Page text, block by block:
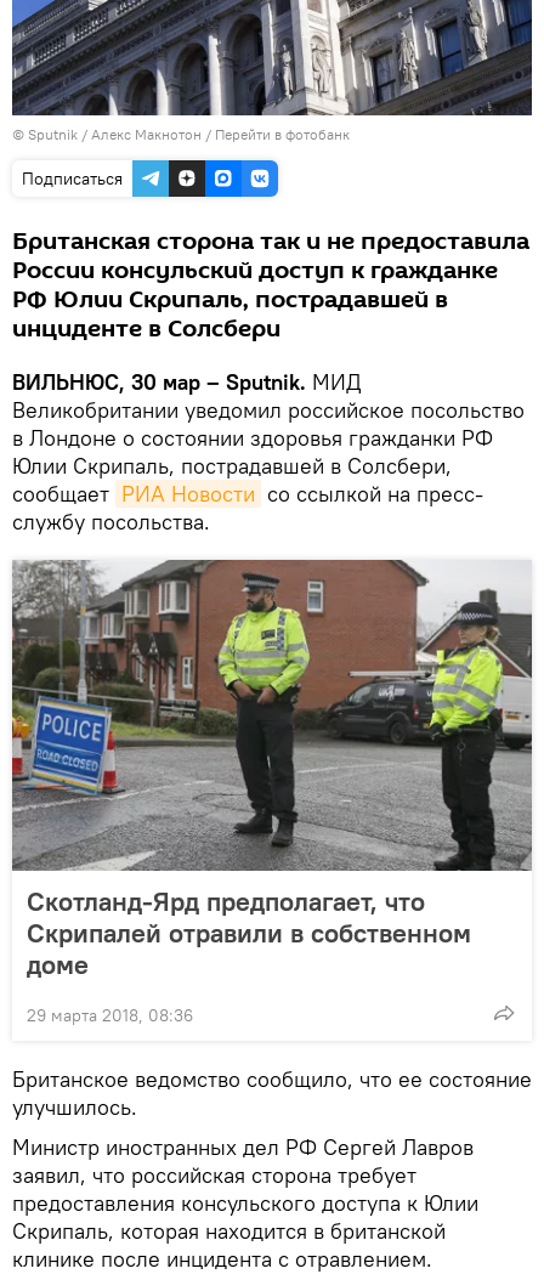
© Sputnik / Алекс Макнотон / Перейти в фотобанк
Подписаться
Британская сторона так и не предоставила
России консульский доступ к гражданке
РФ Юлии Скрипаль, пострадавшей в
инциденте в Солсбери
ВИЛЬНЮС, 30 мар – Sputnik. МИД
Великобритании уведомил российское посольство
в Лондоне о состоянии здоровья гражданки РФ
Юлии Скрипаль, пострадавшей в Солсбери,
сообщает РИА Новости со ссылкой на пресс-
службу посольства.
Скотланд-Ярд предполагает, что
Скрипалей отравили в собственном
доме
29 марта 2018, 08:36
Британское ведомство сообщило, что ее состояние
улучшилось.
Министр иностранных дел РФ Сергей Лавров
заявил, что российская сторона требует
предоставления консульского доступа к Юлии
Скрипаль, которая находится в британской
клинике после инцидента с отравлением.